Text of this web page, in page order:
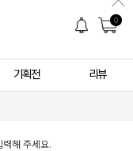
0
기획전 리뷰
해 주세요.